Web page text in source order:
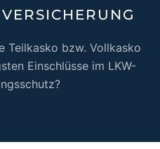
Teilkasko bzw. Vollkasko
Einschlüsse im LKW-